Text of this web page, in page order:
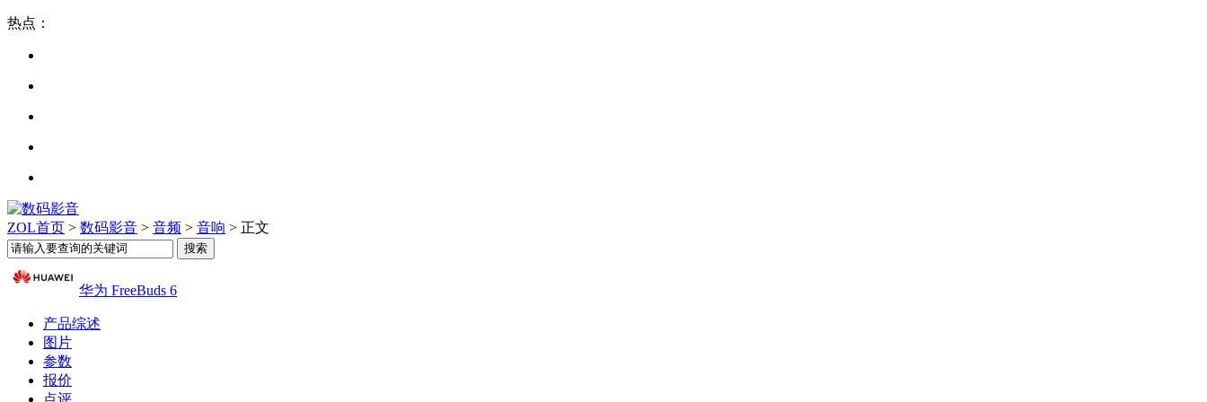
热点：
ZOL首页 > 数码影音 > 音频 > 音响 > 正文
华为 FreeBuds 6
产品综述
图片
参数
报价
点评